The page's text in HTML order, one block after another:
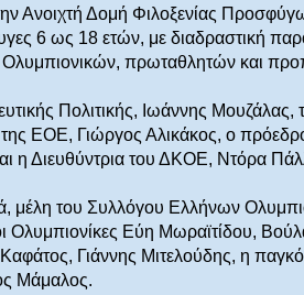
Ανοιχτή Δομή Φιλοξενίας
6 ως 18 ετών, με διαδραστική
πρωταθλητών και
Πολιτικής, Ιωάννης Μουζάλας,
ΕΟΕ, Γιώργος Αλικάκος, ο
η Διευθύντρια του ΔΚΟΕ, Ντόρα
μέλη του Συλλόγου Ελλήνων
Εύη Μωραϊτίδου,
Γιάννης Μιτελούδης, η
Μάμαλος.